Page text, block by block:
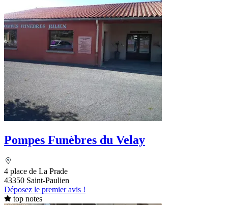
Pompes Funèbres du Velay
4 place de La Prade
43350 Saint-Paulien
Déposez le premier avis !
top notes